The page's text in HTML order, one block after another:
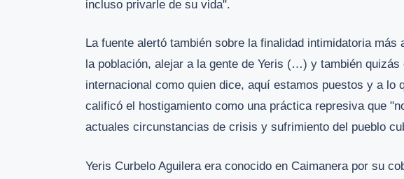
incluso privarle de su vida".
La fuente alertó también sobre la finalidad intimidatoria
la población, alejar a la gente de Yeris (…) y también
internacional como quien dice, aquí estamos puestos y a lo
calificó el hostigamiento como una práctica represiva que
actuales circunstancias de crisis y sufrimiento del pueblo
Yeris Curbelo Aguilera era conocido en Caimanera por su